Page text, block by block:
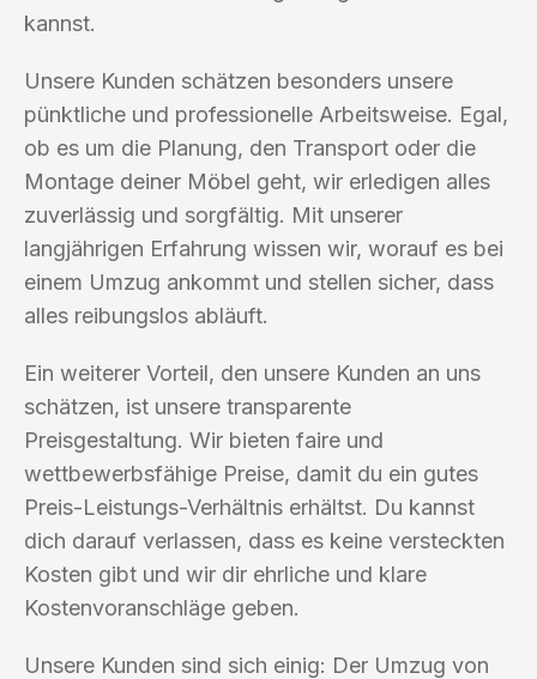
kannst.
Unsere Kunden schätzen besonders unsere
pünktliche und professionelle Arbeitsweise. Egal,
ob es um die Planung, den Transport oder die
Montage deiner Möbel geht, wir erledigen alles
zuverlässig und sorgfältig. Mit unserer
langjährigen Erfahrung wissen wir, worauf es bei
einem Umzug ankommt und stellen sicher, dass
alles reibungslos abläuft.
Ein weiterer Vorteil, den unsere Kunden an uns
schätzen, ist unsere transparente
Preisgestaltung. Wir bieten faire und
wettbewerbsfähige Preise, damit du ein gutes
Preis-Leistungs-Verhältnis erhältst. Du kannst
dich darauf verlassen, dass es keine versteckten
Kosten gibt und wir dir ehrliche und klare
Kostenvoranschläge geben.
Unsere Kunden sind sich einig: Der Umzug von